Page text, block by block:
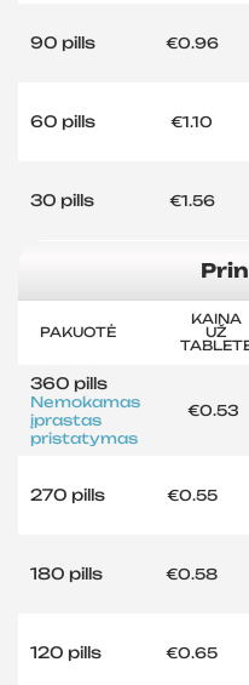
90 pills €0.96
60 pills €1.10
30 pills €1.56
PAKUOTĖ
KAINA
UŽ
360 pills
Nemokamas
įprastas
pristatymas
€0.53
270 pills €0.55
180 pills €0.58
120 pills €0.65